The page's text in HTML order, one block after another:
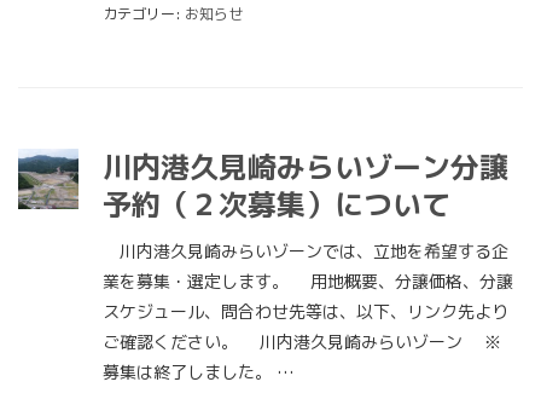
カテゴリー: お知らせ
川内港久見崎みらいゾーン分譲
予約（２次募集）について
川内港久見崎みらいゾーンでは、立地を希望する企
業を募集・選定します。 用地概要、分譲価格、分譲
スケジュール、問合わせ先等は、以下、リンク先より
ご確認ください。 川内港久見崎みらいゾーン ※
募集は終了しました。 …